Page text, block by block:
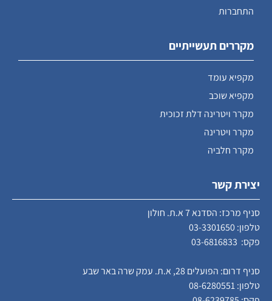
התחברות
מקררים תעשייתיים
מקפיא עומד
מקפיא שוכב
מקרר ויטרינה דלת זכוכית
מקרר ויטרינה
מקרר חלביה
יצירת קשר
סניף מרכז: הסדנא 7 א.ת. חולון
טלפון:03-3301650
פקס: 03-6816833
סניף דרום: הפועלים 28, א.ת. עמק שרה באר שבע
טלפון:08-6280551